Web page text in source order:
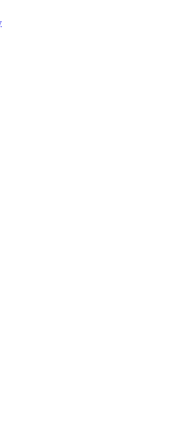
s našim kompletným produktovým
vo všetkých svojich strediskách na
trh práce​ pre zaujímavé pozície na